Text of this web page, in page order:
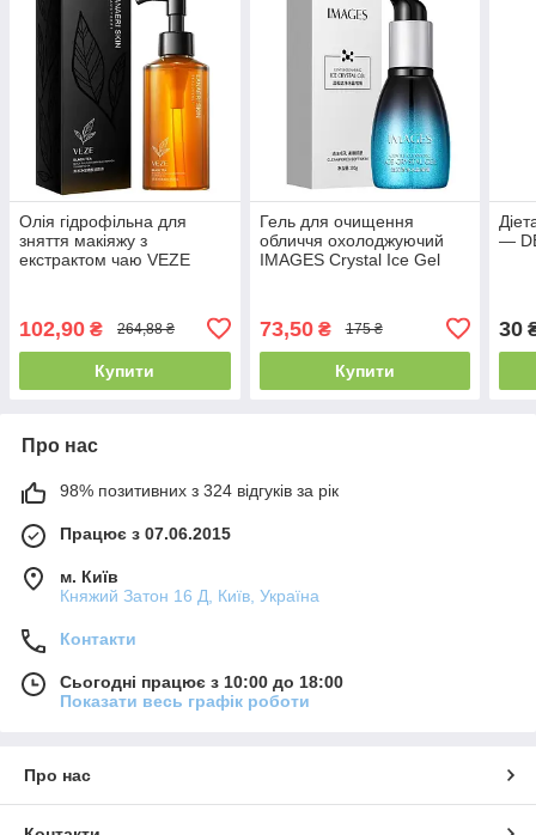
Олія гідрофільна для
зняття макіяжу з
екстрактом чаю VEZE
102,90 ₴ 264,88 ₴
Купити
Гель для очищення
обличчя охолоджуючий
IMAGES Crystal Ice Gel
73,50₴ 175 ₴
Купити
—
30
Про нас
98% позитивних з 324 відгуків за рік
Працює з 07.06.2015
м. Київ
Княжий Затон 16 Д, Київ, Україна
Контакти
Сьогодні працює з 10:00 до 18:00
Показати весь графік роботи
Про нас